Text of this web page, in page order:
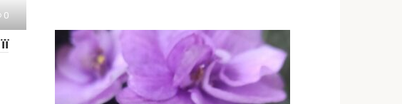
0